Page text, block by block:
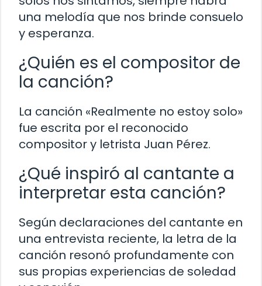
una melodía que nos brinde consuelo
y esperanza.
¿Quién es el compositor de
la canción?
La canción «Realmente no estoy solo»
fue escrita por el reconocido
compositor y letrista Juan Pérez.
¿Qué inspiró al cantante a
interpretar esta canción?
Según declaraciones del cantante en
una entrevista reciente, la letra de la
canción resonó profundamente con
sus propias experiencias de soledad